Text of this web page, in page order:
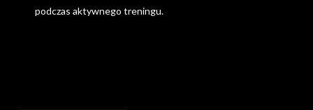
podczas aktywnego treningu.